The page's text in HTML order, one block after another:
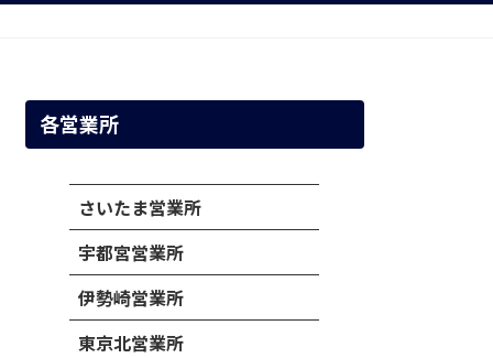
各営業所
さいたま営業所
宇都宮営業所
伊勢崎営業所
東京北営業所